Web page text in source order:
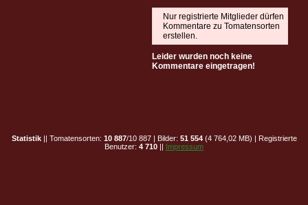
Nur registrierte Mitglieder dürfen
Kommentare zu Tomatensorten
erstellen.
Leider wurden noch keine
Kommentare eingetragen!
Statistik|| Tomatensorten: 10 887/10 887 | Bilder: 51 554(4 764,02 MB) | Registrierte
Benutzer: 4 710 || Impressum